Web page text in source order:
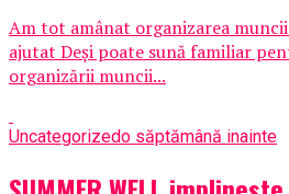
Am tot amânat organizarea
ajutat Deși poate sună familiar
organizării muncii...
Uncategorizedo săptămână inainte